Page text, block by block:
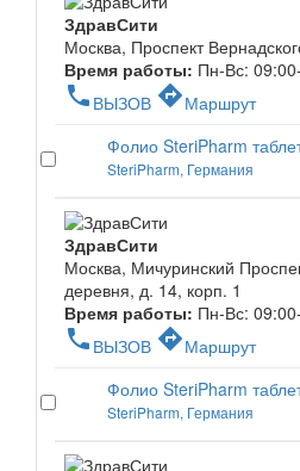
ЗдравСити
Москва, Проспект
Время работы: Пн-Вс:
phone ВЫЗОВ directionsМаршрут
Фолио SteriPharm
SteriPharm, Германия
ЗдравСити
Москва, Мичуринский
деревня, д. 14, корп. 1
Время работы: Пн-Вс:
phone ВЫЗОВ directionsМаршрут
Фолио SteriPharm
SteriPharm, Германия